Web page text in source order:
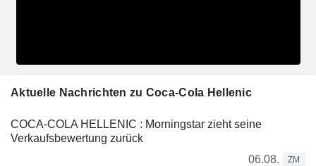
Aktuelle Nachrichten zu Coca-Cola Hellenic
COCA-COLA HELLENIC : Morningstar zieht seine
Verkaufsbewertung zurück
06.08.
ZM